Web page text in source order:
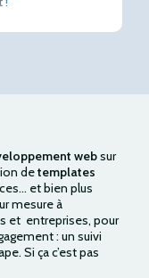
websur
detemplates
et bien plus
mesure à
et entreprises, pour
: un suivi
Si ça c’est pas